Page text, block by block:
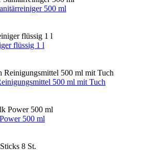
500 ml
flüssig 1 l
500 ml mit Tuch
500 ml